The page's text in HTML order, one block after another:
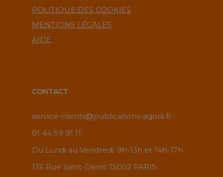
POLITIQUE DES COOKIES
MENTIONS LÉGALES
AIDE
CONTACT
service-clients@publications-agora.fr
01 44 59 91 11
Du Lundi au Vendredi, 9h-13h et 14h-17h
136 Rue Saint-Denis 75002 PARIS